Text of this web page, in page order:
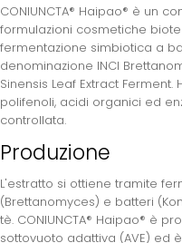
CONIUNCTA® Haipao® è un
formulazioni cosmetiche
fermentazione simbiotica a
denominazione INCI
Sinensis Leaf Extract
polifenoli, acidi organici ed
controllata.
Produzione
L'estratto si ottiene tramite
(Brettanomyces) e batteri
tè. CONIUNCTA® Haipao® è
sottovuoto adattiva (AVE) ed